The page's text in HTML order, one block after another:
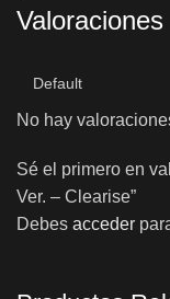
Valoraciones
No hay
Sé el primero en
Ver. – Clearise”
Debes acceder